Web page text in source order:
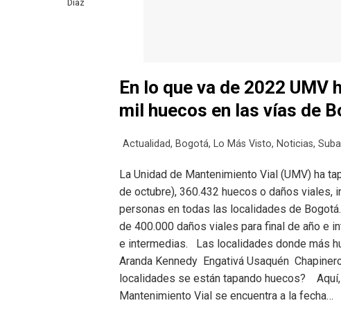
Díaz
En lo que va de 2022 UMV
mil huecos en las vías de
Actualidad, Bogotá, Lo Más Visto, Noticias, Suba
La Unidad de Mantenimiento Vial (UMV) ha
de octubre), 360.432 huecos o daños viales,
personas en todas las localidades de
de 400.000 daños viales para final de año e
e intermedias. Las localidades donde más
Aranda Kennedy Engativá Usaquén
localidades se están tapando huecos?
Mantenimiento Vial se encuentra a la fecha…